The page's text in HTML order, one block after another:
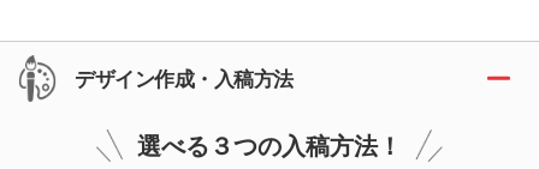
デザイン作成・入稿方法
選べる３つの入稿方法！